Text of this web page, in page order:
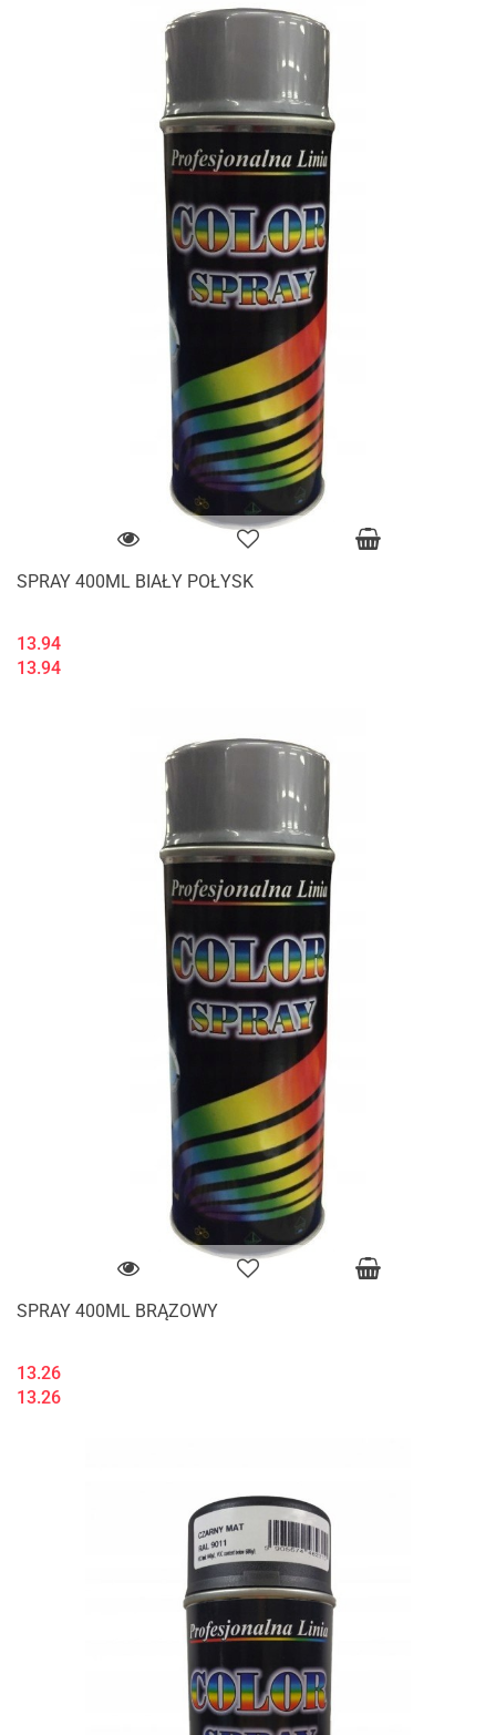
SPRAY 400ML BIAŁY POŁYSK
13.94
13.94
SPRAY 400ML BRĄZOWY
13.26
13.26